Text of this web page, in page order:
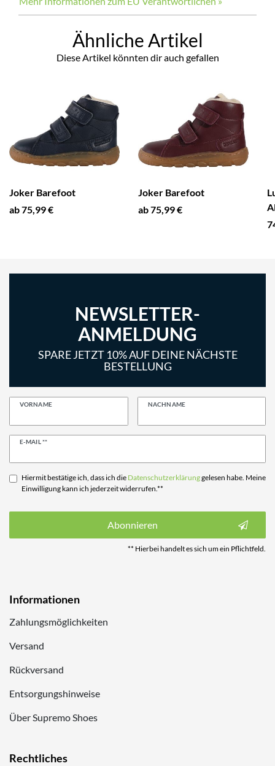
Ähnliche Artikel
Diese Artikel könnten dir auch gefallen
Joker Barefoot
ab 75,99 €
Joker Barefoot
ab 75,99 €
NEWSLETTER-
ANMELDUNG
SPARE JETZT 10% AUF DEINE NÄCHSTE
BESTELLUNG
VORNAME NACHNAME
E-MAIL **
Newsletter
Hiermit bestätige ich, dass ich die Daten­schutz­erklärunggelesen habe. Meine
Einwilligung kann ich jederzeit widerrufen.**
Abonnieren
** Hierbei handelt es sich um ein Pflichtfeld.
Informationen
Zahlungsmöglichkeiten
Versand
Rückversand
Entsorgungshinweise
Über Supremo Shoes
Rechtliches